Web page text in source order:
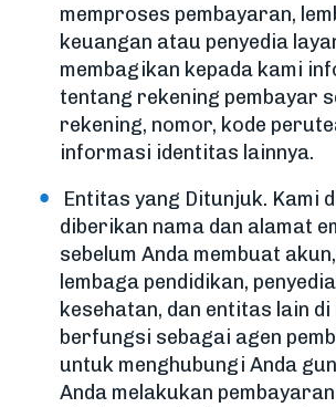
memproses pembayaran,
keuangan atau penyedia
membagikan kepada kami
tentang rekening pembayar
rekening, nomor, kode
informasi identitas lainnya.
Entitas yang Ditunjuk. Kami
diberikan nama dan alamat
sebelum Anda membuat
lembaga pendidikan,
kesehatan, dan entitas lain di
berfungsi sebagai agen
untuk menghubungi Anda
Anda melakukan